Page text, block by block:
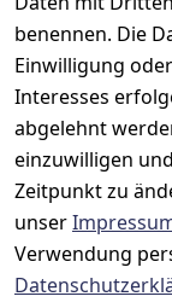
benennen. Die
Einwilligung
Interesses
abgelehnt
einzuwilligen
Zeitpunkt zu
unser
Verwendung
Barrierefreihe
itserklärung
Widerrufsbele
hrung
Retoureninfo
Vertrag
widerrufen
19